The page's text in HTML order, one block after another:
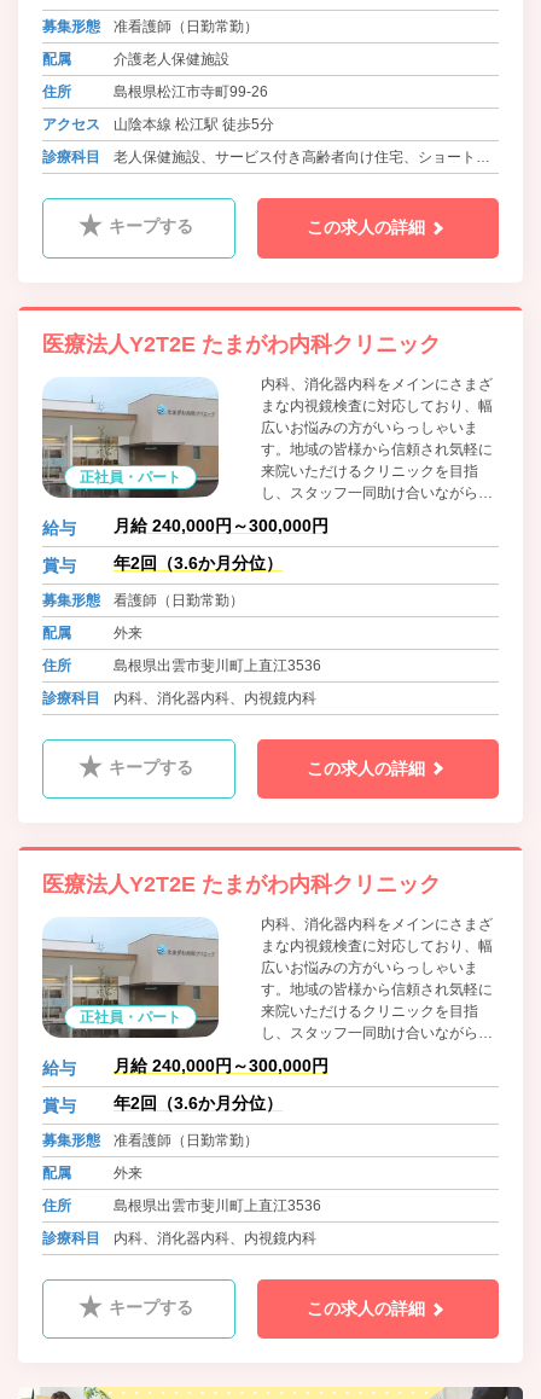
募集形態
准看護師（日勤常勤）
配属
介護老人保健施設
住所
島根県松江市寺町99-26
アクセス
山陰本線 松江駅 徒歩5分
診療科目
老人保健施設、サービス付き高齢者向け住宅、ショートス
キープする この求人の詳細
医療法人Y2T2E たまがわ内科クリニック
正社員・パート
内科、消化器内科をメインにさまざ
まな内視鏡検査に対応しており、幅
広いお悩みの方がいらっしゃいま
す。地域の皆様から信頼され気軽に
来院いただけるクリニックを目指
し、スタッフ一同助け合いながら
日々取り組んでおります。
給与 月給 240,000円～300,000円
賞与 年2回（3.6か月分位）
募集形態
看護師（日勤常勤）
配属
外来
住所
島根県出雲市斐川町上直江3536
診療科目
内科、消化器内科、内視鏡内科
キープする この求人の詳細
医療法人Y2T2E たまがわ内科クリニック
正社員・パート
内科、消化器内科をメインにさまざ
まな内視鏡検査に対応しており、幅
広いお悩みの方がいらっしゃいま
す。地域の皆様から信頼され気軽に
来院いただけるクリニックを目指
し、スタッフ一同助け合いながら
日々取り組んでおります。
給与 月給 240,000円～300,000円
賞与 年2回（3.6か月分位）
募集形態
准看護師（日勤常勤）
配属
外来
住所
島根県出雲市斐川町上直江3536
診療科目
内科、消化器内科、内視鏡内科
キープする この求人の詳細